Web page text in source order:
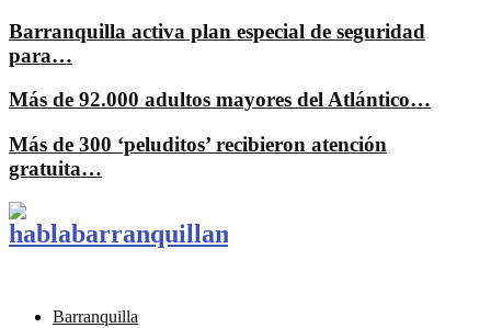
Barranquilla activa plan especial de seguridad
para…
Más de 92.000 adultos mayores del Atlántico…
Más de 300 ‘peluditos’ recibieron atención
gratuita…
Barranquilla